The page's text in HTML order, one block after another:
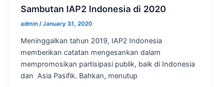
Sambutan IAP2 Indonesia di 2020
admin /January 31, 2020
Meninggalkan tahun 2019, IAP2 Indonesia
memberikan catatan mengesankan dalam
mempromosikan partisipasi publik, baik di Indonesia
dan Asia Pasifik. Bahkan, menutup